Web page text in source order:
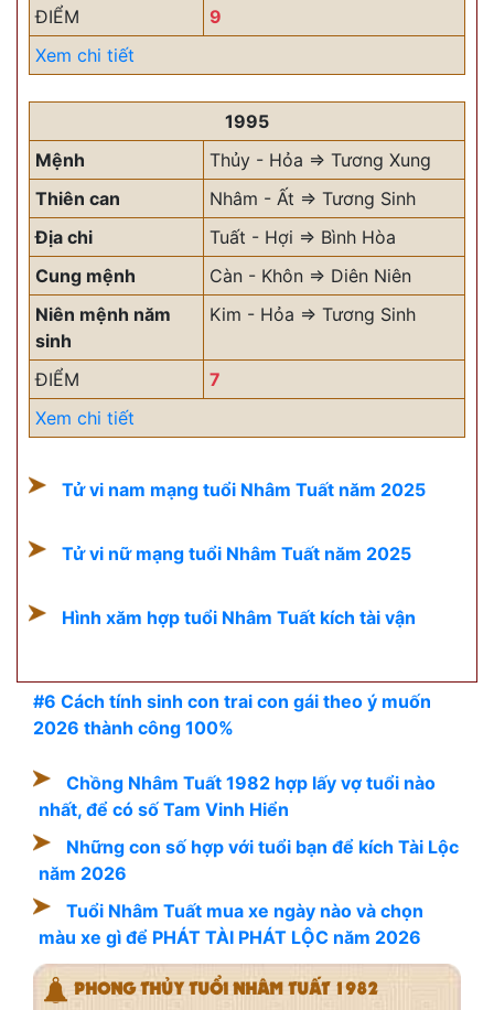
ĐIỂM
9
Xem chi tiết
1995
Mệnh
Thủy - Hỏa => Tương Xung
Thiên can
Nhâm - Ất => Tương Sinh
Địa chi
Tuất - Hợi => Bình Hòa
Cung mệnh
Càn - Khôn => Diên Niên
Niên mệnh năm
sinh
Kim - Hỏa => Tương Sinh
ĐIỂM
7
Xem chi tiết
Tử vi nam mạng tuổi Nhâm Tuất năm 2025
Tử vi nữ mạng tuổi Nhâm Tuất năm 2025
Hình xăm hợp tuổi Nhâm Tuất kích tài vận
#6 Cách tính sinh con trai con gái theo ý muốn
2026 thành công 100%
Chồng Nhâm Tuất 1982 hợp lấy vợ tuổi nào
nhất, để có số Tam Vinh Hiển
Những con số hợp với tuổi bạn để kích Tài Lộc
năm 2026
Tuổi Nhâm Tuất mua xe ngày nào và chọn
màu xe gì để PHÁT TÀI PHÁT LỘC năm 2026
PHONG THỦY TUỔI NHÂM TUẤT 1982